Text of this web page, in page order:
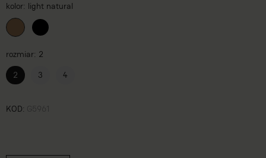
kolor light natural
rozmiar 2
2
3 4
KOD